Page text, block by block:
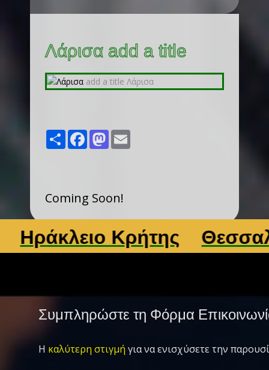
Λάρισα add a title
Share FacebookMastodon
Coming Soon!
Κρήτης
Συμπληρώστε τη Φόρμα
Η καλύτερη στιγμή για να ενισχύσετε την